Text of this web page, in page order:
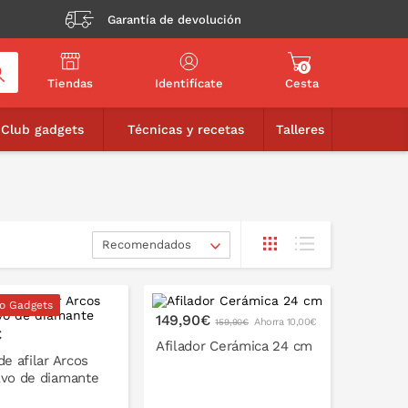
Garantía de devolución
Tiendas Identifícate
0
Cesta
Club gadgets Técnicas y recetas Talleres
Recomendados
Gadgets
afilar Arcos
de diamante
149,90€ 159,90€ Ahorra 10,00€
Afilador Cerámica 24 cm